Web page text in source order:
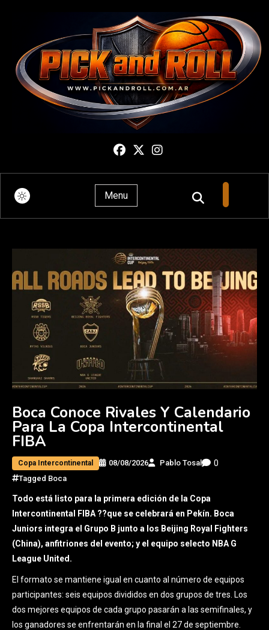
Pick And Roll
Menu
Boca Conoce Rivales Y Calendario
Para La Copa Intercontinental
FIBA
Copa Intercontinental 08/08/2026 Pablo Tosal 0
Tagged Boca
Todo está listo para la primera edición de la Copa
Intercontinental FIBA ??que se celebrará en Pekín. Boca
Juniors integra el Grupo B junto a los Beijing Royal Fighters
(China), anfitriones del evento; y el equipo selecto NBA G
League United.
El formato se mantiene igual en cuanto al número de equipos
participantes: seis equipos divididos en dos grupos de tres. Los
dos mejores equipos de cada grupo pasarán a las semifinales, y
los ganadores se enfrentarán en la final el 27 de septiembre.